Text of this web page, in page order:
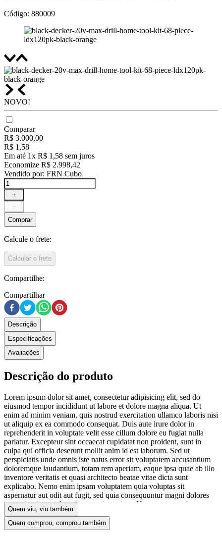
Código: 880009
NOVO!
Comparar
R$ 3.000,00
R$ 1,58
Em até 1x R$ 1,58 sem juros
Economize R$ 2.998,42
Vendido por: FRN Cubo
＋
－
Comprar
Calcule o frete:
Calcular o frete
Compartilhe:
Compartilhar
Descrição
Especificações
Avaliações
Descrição do produto
Lorem ipsum dolor sit amet, consectetur adipisicing elit, sed do
eiusmod tempor incididunt ut labore et dolore magna aliqua. Ut
enim ad minim veniam, quis nostrud exercitation ullamco laboris nisi
ut aliquip ex ea commodo consequat. Duis aute irure dolor in
reprehenderit in voluptate velit esse cillum dolore eu fugiat nulla
pariatur. Excepteur sint occaecat cupidatat non proident, sunt in
culpa qui officia deserunt mollit anim id est laborum. Sed ut
perspiciatis unde omnis iste natus error sit voluptatem accusantium
doloremque laudantium, totam rem aperiam, eaque ipsa quae ab illo
inventore veritatis et quasi architecto beatae vitae dicta sunt
explicabo. Nemo enim ipsam voluptatem quia voluptas sit
aspernatur aut odit aut fugit, sed quia consequuntur magni dolores
eos qui ratione voluptatem sequi nesciunt. Neque porro quisquam
est, qui dolorem ipsum quia dolor sit amet, consectetur, adipisci velit,
sed quia non numquam eius modi tempora incidunt ut labore et
dolore magnam aliquam quaerat voluptatem.
Quem viu, viu também
Quem comprou, comprou também